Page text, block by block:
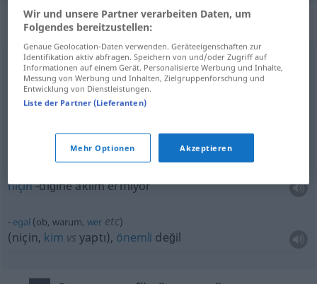
Beispielsätze für "warum"
kannst du mir (mal)verraten, warum?
söyler misin (hele),niçin…?
nedenben?
niçin-diğine aklım ermiyor
egal (ob, warum, wer etc)
(niçin, kim vs yaptı), önemli değil
Wir und unsere Partner verarbeiten Daten, um
Folgendes bereitzustellen:
Genaue Geolocation-Daten verwenden. Geräteeigenschaften zur
Identifikation aktiv abfragen. Speichern von und/oder Zugriff auf
Informationen auf einem Gerät. Personalisierte Werbung und Inhalte,
Messung von Werbung und Inhalten, Zielgruppenforschung und
Entwicklung von Dienstleistungen.
Liste der Partner (Lieferanten)
Mehr Optionen Akzeptieren